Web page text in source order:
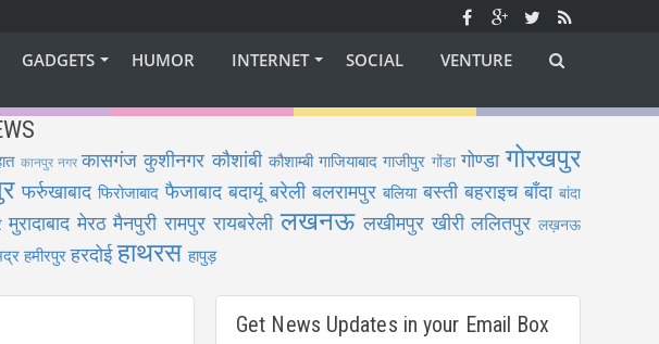
GADGETS HUMOR INTERNET SOCIAL VENTURE
कानपुर नगर कासगंज कुशीनगर कौशांबी कौशाम्बी गाजियाबाद गाजीपुर गोंडा गोण्डा गोरखपुर
फर्रुखाबाद फिरोजाबाद फैजाबाद बदायूं बरेली बलरामपुर बलिया बस्ती बहराइच बाँदा बांदा
मुरादाबाद मेरठ मैनपुरी रामपुर रायबरेली लखनऊ लखीमपुर खीरी ललितपुर लख़नऊ
हमीरपुर हरदोई हाथरस हापुड़
Get News Updates in your Email Box